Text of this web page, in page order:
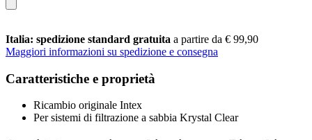
Italia: spedizione standard gratuita a partire da € 99,90
Maggiori informazioni su spedizione e consegna
Caratteristiche e proprietà
Ricambio originale Intex
Per sistemi di filtrazione a sabbia Krystal Clear